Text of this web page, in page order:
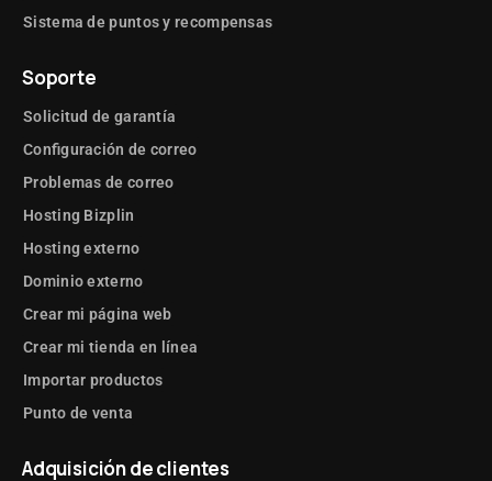
Sistema de puntos y recompensas
Soporte
Solicitud de garantía
Configuración de correo
Problemas de correo
Hosting Bizplin
Hosting externo
Dominio externo
Crear mi página web
Crear mi tienda en línea
Importar productos
Punto de venta
Adquisición de clientes